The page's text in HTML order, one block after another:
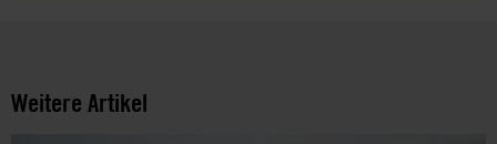
Weitere Artikel